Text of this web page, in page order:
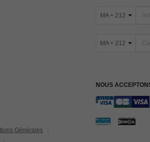
MA + 212
MA + 212
NOUS
Générales